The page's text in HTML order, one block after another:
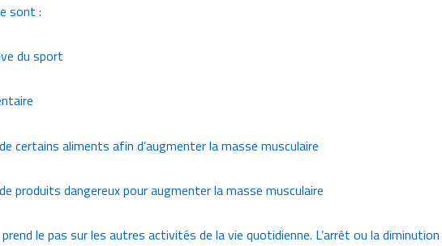
sont :
du sport
certains aliments afin d’augmenter la masse musculaire
produits dangereux pour augmenter la masse musculaire
le pas sur les autres activités de la vie quotidienne. L’arrêt ou la